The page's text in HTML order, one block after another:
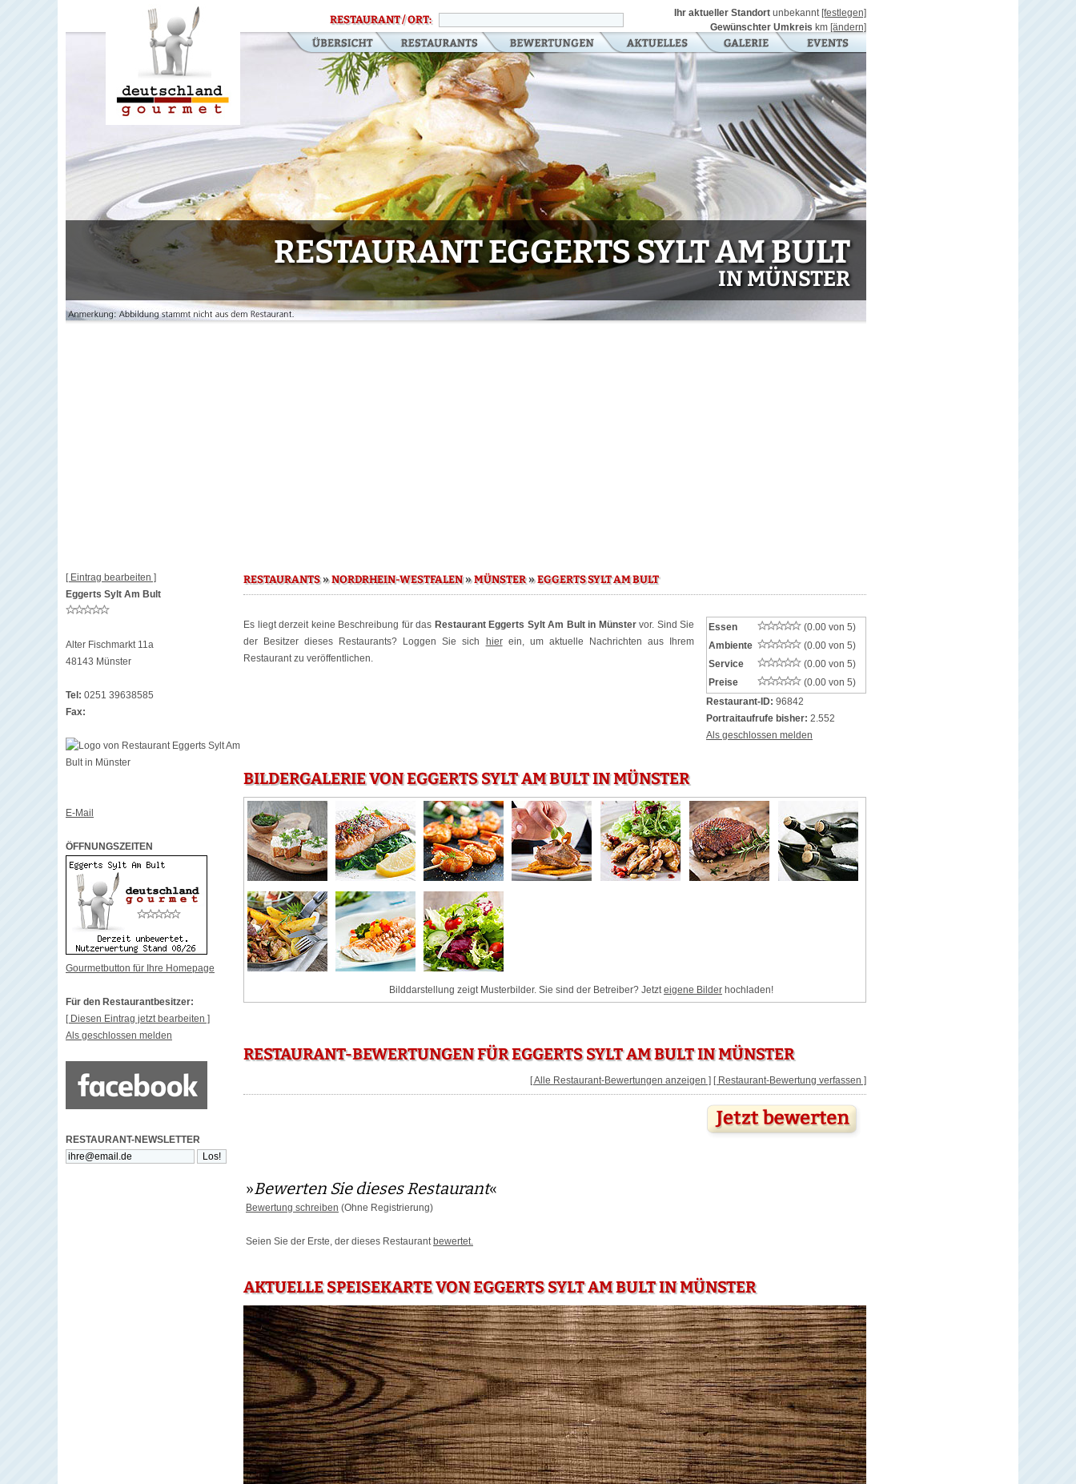
RESTAURANT / ORT:
Ihr aktueller Standort unbekannt [festlegen]
Gewünschter Umkreis km [ändern]
RESTAURANT EGGERTS SYLT AM BULT
IN MÜNSTER
[ Eintrag bearbeiten ]
Eggerts Sylt Am Bult
Alter Fischmarkt 11a
48143 Münster
Tel: 0251 39638585
Fax:
E-Mail
ÖFFNUNGSZEITEN
Gourmetbutton für Ihre Homepage
Für den Restaurantbesitzer:
[ Diesen Eintrag jetzt bearbeiten ]
Als geschlossen melden
RESTAURANT-NEWSLETTER
RESTAURANTS»NORDRHEIN-WESTFALEN»MÜNSTER»EGGERTS SYLT AM BULT
Es liegt derzeit keine Beschreibung für das Restaurant Eggerts Sylt Am Bult in Münstervor. Sind Sie
der Besitzer dieses Restaurants? Loggen Sie sich
hierein, um aktuelle Nachrichten aus Ihrem
Restaurant zu veröffentlichen.
Essen
(0.00 von 5)
Ambiente
(0.00 von 5)
Service
(0.00 von 5)
Preise
(0.00 von 5)
Restaurant-ID: 96842
Portraitaufrufe bisher: 2.552
Als geschlossen melden
BILDERGALERIE VON EGGERTS SYLT AM BULT IN MÜNSTER
Bilddarstellung zeigt Musterbilder. Sie sind der Betreiber? Jetzteigene Bilder hochladen!
RESTAURANT-BEWERTUNGEN FÜR EGGERTS SYLT AM BULT IN MÜNSTER
[ Alle Restaurant-Bewertungen anzeigen ] [ Restaurant-Bewertung verfassen ]
»Bewerten Sie dieses Restaurant«
Bewertung schreiben (Ohne Registrierung)
Seien Sie der Erste, der dieses Restaurant bewertet.
AKTUELLE SPEISEKARTE VON EGGERTS SYLT AM BULT IN MÜNSTER